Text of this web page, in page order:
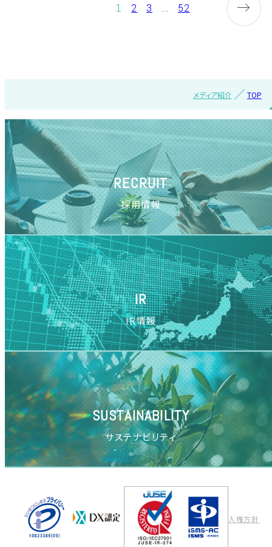
1 2 3 ... 52
TOP
メディア紹介
RECRUIT
採用情報
IR
IR情報
SUSTAINABILITY
サステナビリティ
人権方針